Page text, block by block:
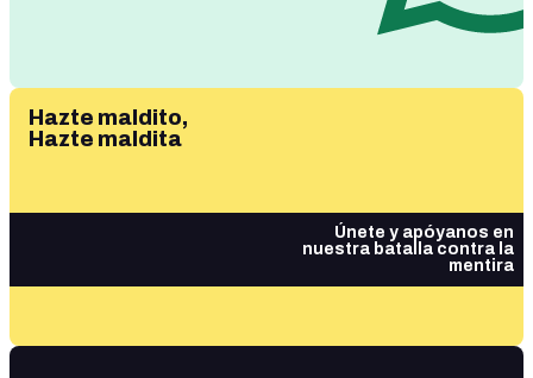
Hazte maldito,
Hazte maldita
Únete y apóyanos en
nuestra batalla contra la
mentira